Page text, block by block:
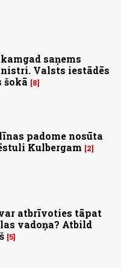
saņems
Valsts iestādēs
šokā
8
padome nosūta
Kulbergam
2
atbrīvoties tāpat
vadoņa? Atbild
5